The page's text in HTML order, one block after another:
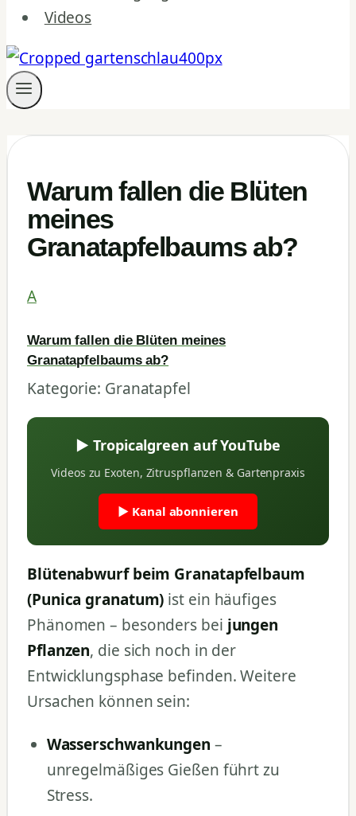
Videos
Warum fallen die Blüten
meines
Granatapfelbaums ab?
A
Warum fallen die Blüten meines
Granatapfelbaums ab?
Kategorie: Granatapfel
▶ Tropicalgreen auf YouTube
Videos zu Exoten, Zitruspflanzen & Gartenpraxis
▶ Kanal abonnieren
Blütenabwurf beim Granatapfelbaum
(Punica granatum) ist ein häufiges
Phänomen – besonders bei jungen
Pflanzen, die sich noch in der
Entwicklungsphase befinden. Weitere
Ursachen können sein:
Wasserschwankungen –
unregelmäßiges Gießen führt zu
Stress.